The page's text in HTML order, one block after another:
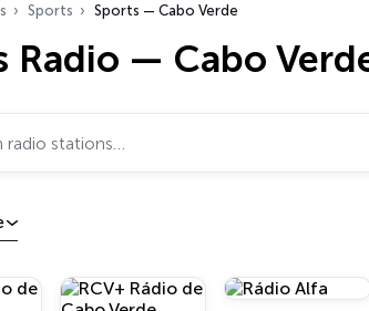
Sports Sports — Cabo Verde
Radio — Cabo